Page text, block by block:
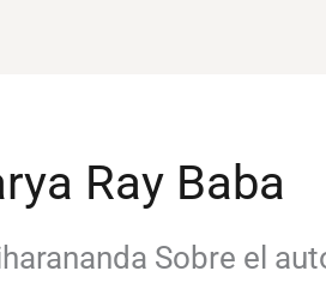
Ray Baba
Sobre el